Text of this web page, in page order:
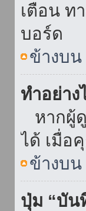
เตือน ท
บอร์ด
ข้างบน
ทำอย่า
หากผู้
ได้ เมื่อ
ข้างบน
ปุ่ม “บัน